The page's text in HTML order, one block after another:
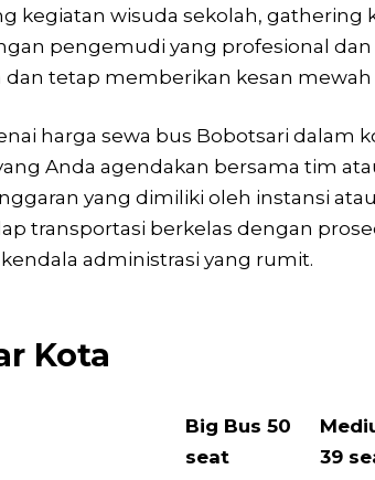
kegiatan wisuda sekolah, gathering
pengemudi yang profesional
dan tetap memberikan kesan
harga sewa bus Bobotsari dalam
Anda agendakan bersama tim
yang dimiliki oleh instansi
transportasi berkelas dengan
administrasi yang rumit.
Kota
Big Bus 50
seat
39